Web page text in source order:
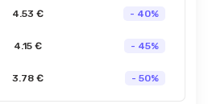
4.53 € - 40%
4.15 € - 45%
3.78 € - 50%